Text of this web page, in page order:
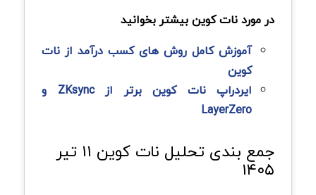
در مورد نات کوین بیشتر بخوانید
آموزش کامل روش های کسب درآمد از نات
کوین
ایردراپ نات کوین برتر از ZKsync و
LayerZero
جمع بندی تحلیل نات کوین ۱۱ تیر
۱۴۰۵